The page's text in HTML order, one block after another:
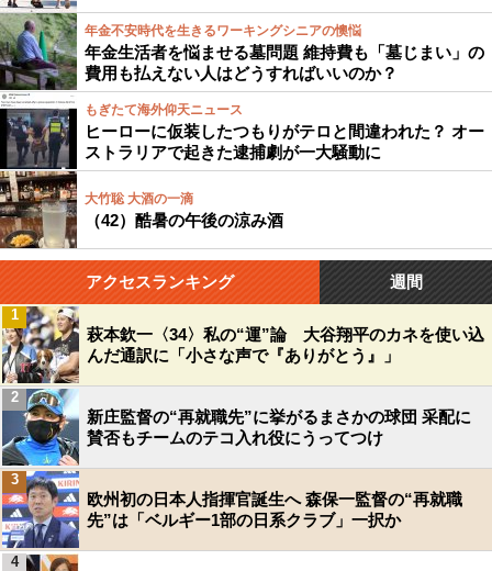
年金不安時代を生きるワーキングシニアの懊悩
年金生活者を悩ませる墓問題 維持費も「墓じまい」の
費用も払えない人はどうすればいいのか？
もぎたて海外仰天ニュース
ヒーローに仮装したつもりがテロと間違われた？ オー
ストラリアで起きた逮捕劇が一大騒動に
大竹聡 大酒の一滴
（42）酷暑の午後の涼み酒
アクセスランキング 週間
萩本欽一〈34〉私の“運”論 大谷翔平のカネを使い込
んだ通訳に「小さな声で『ありがとう』」
1
新庄監督の“再就職先”に挙がるまさかの球団 采配に
賛否もチームのテコ入れ役にうってつけ
2
欧州初の日本人指揮官誕生へ 森保一監督の“再就職
先”は「ベルギー1部の日系クラブ」一択か
3
4